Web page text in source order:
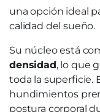
una opción ideal
calidad del sueño.
Su núcleo está
densidad, lo que
toda la superficie.
hundimientos
postura corporal